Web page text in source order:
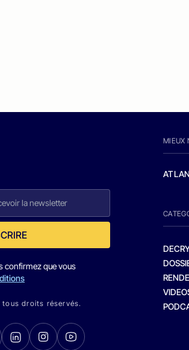
confirmez que vous
droits réservés.
MIEUX